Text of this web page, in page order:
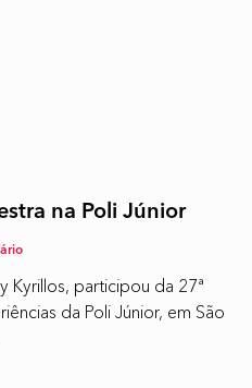
na Poli Júnior
Kyrillos, participou da 27ª
da Poli Júnior, em São